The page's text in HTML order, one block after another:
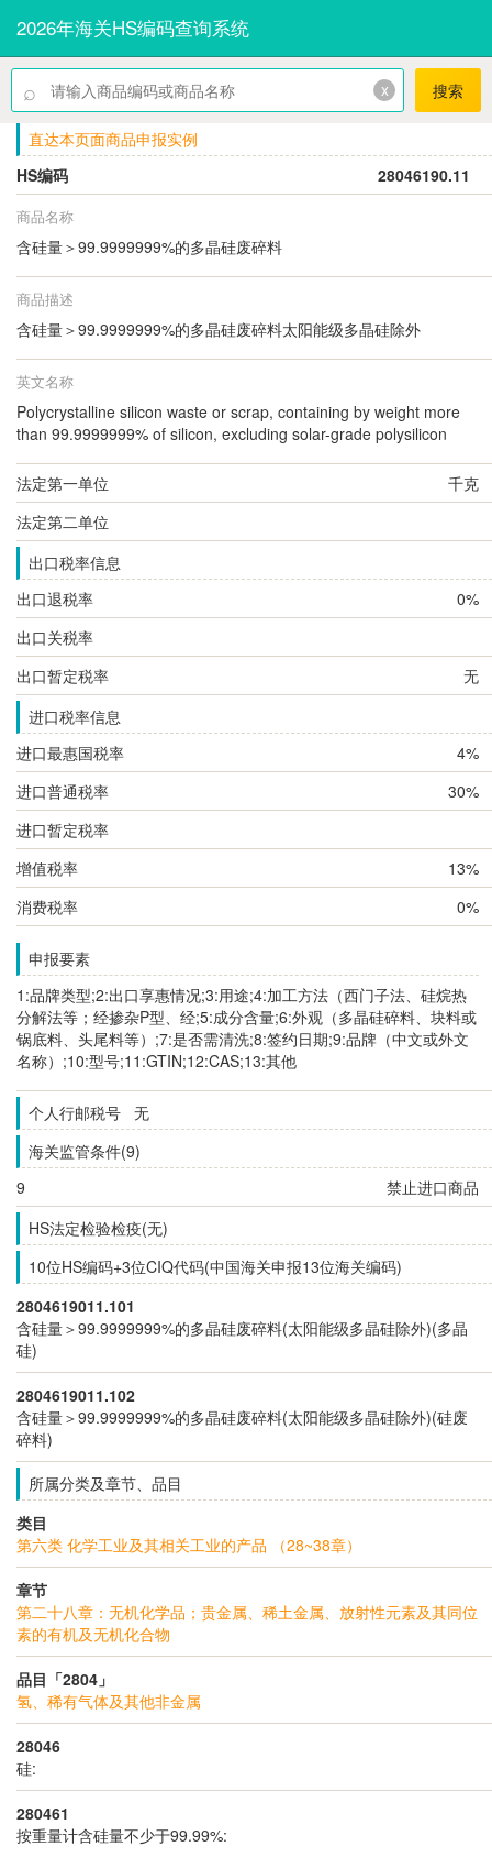
2026年海关HS编码查询系统
⌕ x 搜索
直达本页面商品申报实例
HS编码
28046190.11
商品名称
含硅量＞99.9999999%的多晶硅废碎料
商品描述
含硅量＞99.9999999%的多晶硅废碎料太阳能级多晶硅除外
英文名称
Polycrystalline silicon waste or scrap, containing by weight more
than 99.9999999% of silicon, excluding solar-grade polysilicon
法定第一单位
千克
法定第二单位
出口税率信息
出口退税率
0%
出口关税率
出口暂定税率
无
进口税率信息
进口最惠国税率
4%
进口普通税率
30%
进口暂定税率
增值税率
13%
消费税率
0%
申报要素
1:品牌类型;2:出口享惠情况;3:用途;4:加工方法（西门子法、硅烷热
分解法等；经掺杂P型、经;5:成分含量;6:外观（多晶硅碎料、块料或
锅底料、头尾料等）;7:是否需清洗;8:签约日期;9:品牌（中文或外文
名称）;10:型号;11:GTIN;12:CAS;13:其他
个人行邮税号 无
海关监管条件(9)
9
禁止进口商品
HS法定检验检疫(无)
10位HS编码+3位CIQ代码(中国海关申报13位海关编码)
2804619011.101
含硅量＞99.9999999%的多晶硅废碎料(太阳能级多晶硅除外)(多晶
硅)
2804619011.102
含硅量＞99.9999999%的多晶硅废碎料(太阳能级多晶硅除外)(硅废
碎料)
所属分类及章节、品目
类目
第六类 化学工业及其相关工业的产品 （28~38章）
章节
第二十八章：无机化学品；贵金属、稀土金属、放射性元素及其同位
素的有机及无机化合物
品目「2804」
氢、稀有气体及其他非金属
28046
硅:
280461
按重量计含硅量不少于99.99%: